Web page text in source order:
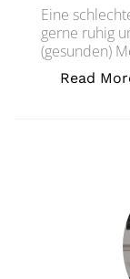
Eine
gerne ruhig
(gesunden)
Read